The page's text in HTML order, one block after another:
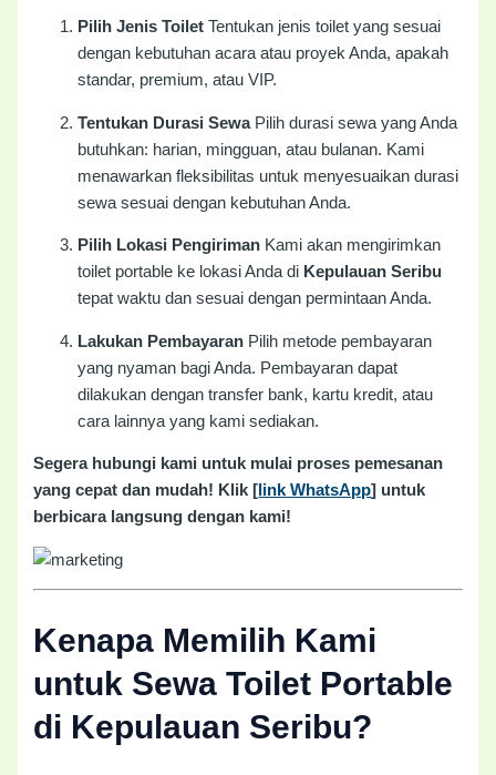
Pilih Jenis Toilet Tentukan jenis toilet yang sesuai
dengan kebutuhan acara atau proyek Anda, apakah
standar, premium, atau VIP.
Tentukan Durasi SewaPilih durasi sewa yang Anda
butuhkan: harian, mingguan, atau bulanan. Kami
menawarkan fleksibilitas untuk menyesuaikan durasi
sewa sesuai dengan kebutuhan Anda.
Pilih Lokasi Pengiriman Kami akan mengirimkan
toilet portable ke lokasi Anda di Kepulauan Seribu
tepat waktu dan sesuai dengan permintaan Anda.
Lakukan Pembayaran Pilih metode pembayaran
yang nyaman bagi Anda. Pembayaran dapat
dilakukan dengan transfer bank, kartu kredit, atau
cara lainnya yang kami sediakan.
Segera hubungi kami untuk mulai proses pemesanan
yang cepat dan mudah! Klik [ link WhatsApp] untuk
berbicara langsung dengan kami!
Kenapa Memilih Kami
untuk Sewa Toilet Portable
di Kepulauan Seribu?